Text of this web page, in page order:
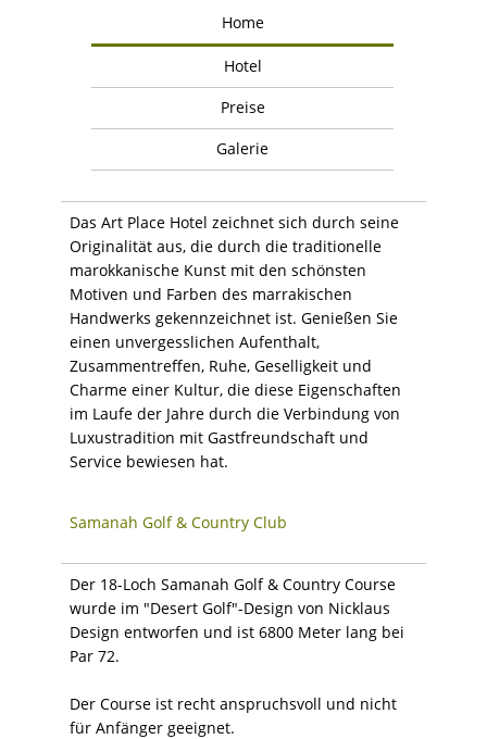
Home
Hotel
Preise
Galerie
Das Art Place Hotel zeichnet sich durch seine
Originalität aus, die durch die traditionelle
marokkanische Kunst mit den schönsten
Motiven und Farben des marrakischen
Handwerks gekennzeichnet ist. Genießen Sie
einen unvergesslichen Aufenthalt,
Zusammentreffen, Ruhe, Geselligkeit und
Charme einer Kultur, die diese Eigenschaften
im Laufe der Jahre durch die Verbindung von
Luxustradition mit Gastfreundschaft und
Service bewiesen hat.
Samanah Golf & Country Club
Der 18-Loch Samanah Golf & Country Course
wurde im "Desert Golf"-Design von Nicklaus
Design entworfen und ist 6800 Meter lang bei
Par 72.
Der Course ist recht anspruchsvoll und nicht
für Anfänger geeignet.